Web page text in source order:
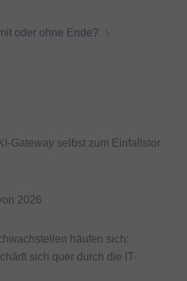
oder ohne Ende?
Gateway selbst zum Einfallstor
2026
häufen sich:
sich quer durch die IT-